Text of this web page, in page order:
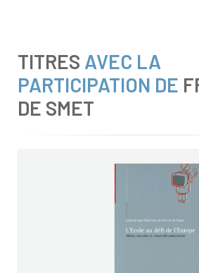
TITRES AVEC LA
PARTICIPATION DE
DE SMET